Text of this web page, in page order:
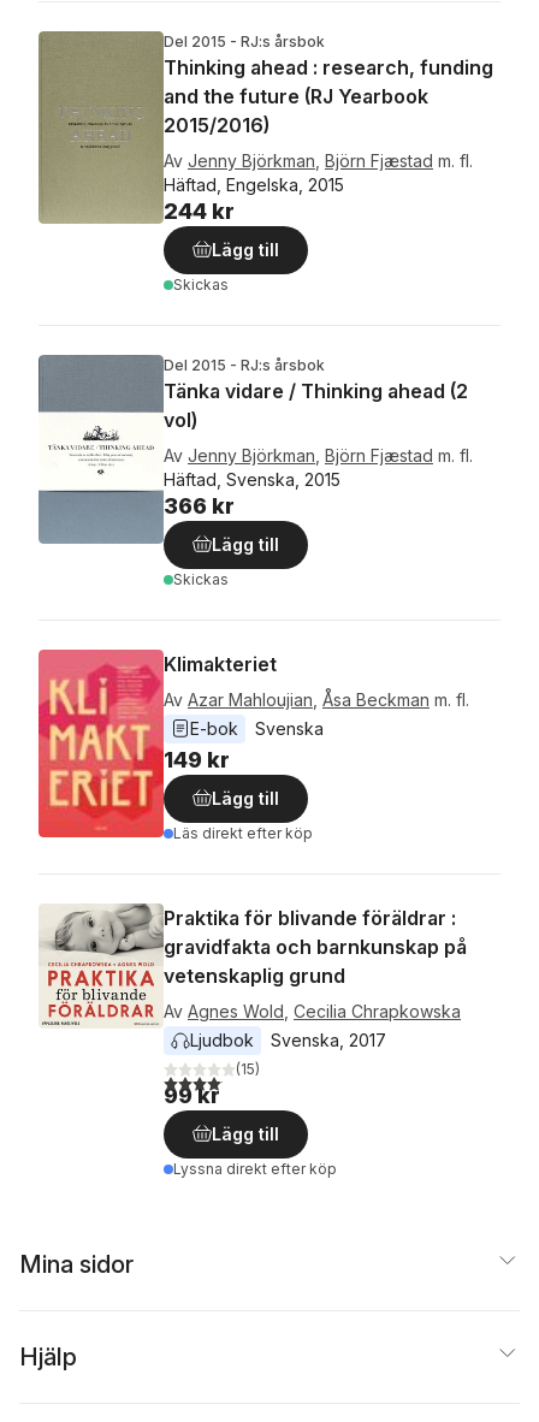
Del 2015 - RJ:s årsbok
Thinking ahead : research, funding
and the future (RJ Yearbook
2015/2016)
Av Jenny Björkman Björn Fjæstad m. fl.
Häftad, Engelska, 2015
244 kr
Lägg till
Skickas
Del 2015 - RJ:s årsbok
Tänka vidare / Thinking ahead (2
vol)
Av Jenny Björkman Björn Fjæstad m. fl.
Häftad, Svenska, 2015
366 kr
Lägg till
Skickas
Klimakteriet
Av Azar Mahloujian Åsa Beckman m. fl.
E-bok
Svenska
149 kr
Lägg till
Läs direkt efter köp
Praktika för blivande föräldrar :
gravidfakta och barnkunskap på
vetenskaplig grund
Av Agnes Wold Cecilia Chrapkowska
Ljudbok
Svenska 2017
4,1utav 5 stjärnor. Totalt antal röster:
(15)
99 kr
Lägg till
Lyssna direkt efter köp
Mina sidor
Hjälp